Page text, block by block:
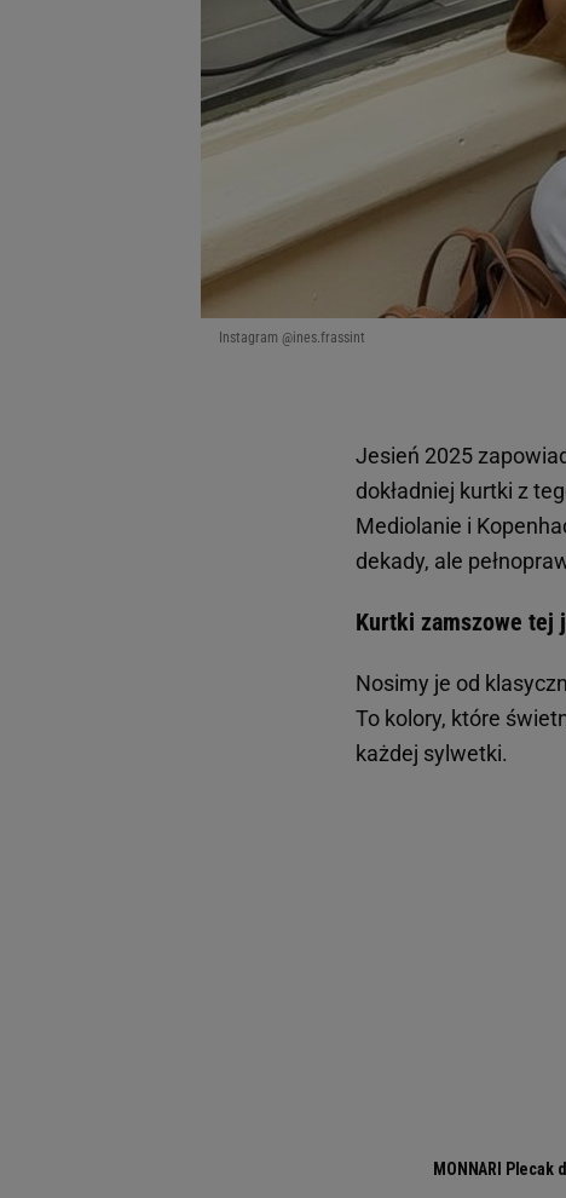
Instagram @ines.frassint
Jesień 2025
dokładniej kurtki z
Mediolanie i
dekady, ale
Kurtki zamszowe tej
Nosimy je od
To kolory, które
każdej sylwetki.
Użycie dokładnych danych
Przechowywanie informacji
badnie odbiorców i